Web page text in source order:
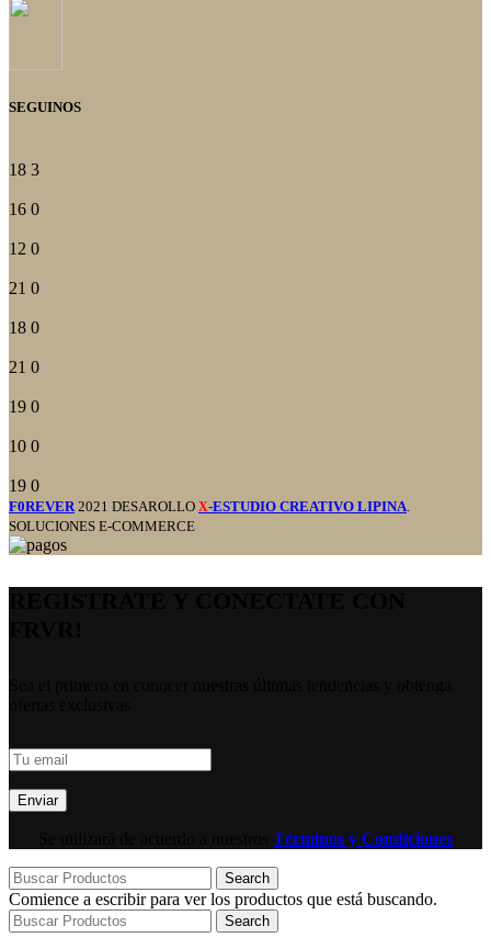
SEGUINOS
18 3
16 0
12 0
21 0
18 0
21 0
19 0
10 0
19 0
F0REVER 2021 DESAROLLO X-ESTUDIO CREATIVO LIPINA
SOLUCIONES E-COMMERCE
Términos y Condiciones
Search
Comience a escribir para ver los productos que está buscando.
Search